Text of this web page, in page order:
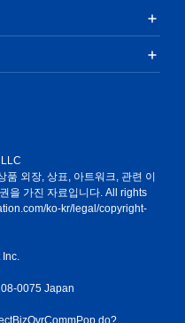
외장, 상표, 아트워크, 관련 이
을 가진 자료입니다. All rights
ko-kr/legal/copyright-
Inc.
0075 Japan